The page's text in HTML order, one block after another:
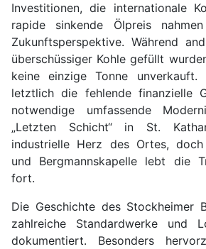
Investitionen, die internationale
rapide sinkende Ölpreis
Zukunftsperspektive. Während
überschüssiger Kohle gefüllt
keine einzige Tonne unverkauft.
letztlich die fehlende finanzielle
notwendige umfassende
„Letzten Schicht“ in St.
industrielle Herz des Ortes,
und Bergmannskapelle lebt die
fort.
Die Geschichte des Stockheimer
zahlreiche Standardwerke und
dokumentiert. Besonders